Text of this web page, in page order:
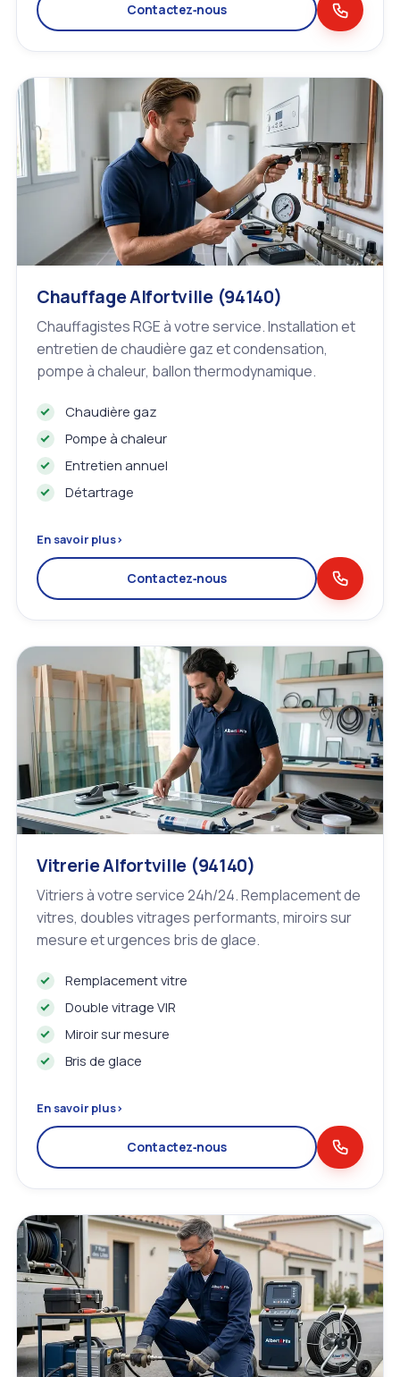
Contactez‑nous
Chauffage Alfortville (94140)
Chauffagistes RGE à votre service. Installation et
entretien de chaudière gaz et condensation,
pompe à chaleur, ballon thermodynamique.
Chaudière gaz
Pompe à chaleur
Entretien annuel
Détartrage
En savoir plus›
Contactez‑nous
Vitrerie Alfortville (94140)
Vitriers à votre service 24h/24. Remplacement de
vitres, doubles vitrages performants, miroirs sur
mesure et urgences bris de glace.
Remplacement vitre
Double vitrage VIR
Miroir sur mesure
Bris de glace
En savoir plus›
Contactez‑nous